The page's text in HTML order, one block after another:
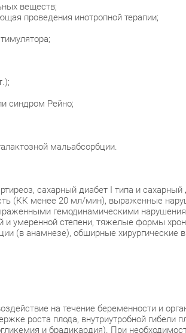
веществ;
проведения инотропной терапии;
синдром Рейно;
мальабсорбции.
сахарный диабет I типа и
(КК менее 20 мл/мин), выраженные
гемодинамическими
умеренной степени, тяжелые формы
(в анамнезе), обширные хирургические
на течение беременности и
роста плода, внутриутробной
и брадикардия). При